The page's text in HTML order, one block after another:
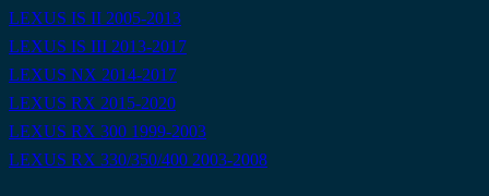
LEXUS IS II 2005-2013
LEXUS IS III 2013-2017
LEXUS NX 2014-2017
LEXUS RX 2015-2020
LEXUS RX 300 1999-2003
LEXUS RX 330/350/400 2003-2008